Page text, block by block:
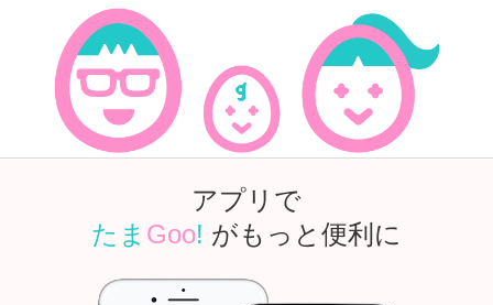
アプリで
たま Goo! がもっと便利に